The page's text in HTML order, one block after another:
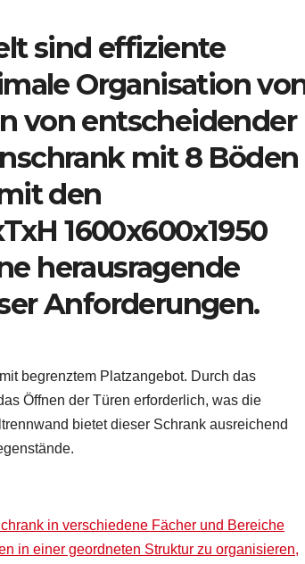
sind effiziente
Organisation
von entscheidender
mit 8 Böden
den
1600x600x1950
herausragende
Anforderungen.
begrenztem Platzangebot. Durch das
Öffnen der Türen erforderlich, was die
bietet dieser Schrank ausreichend
in verschiedene Fächer und Bereiche
in einer geordneten Struktur zu organisieren,